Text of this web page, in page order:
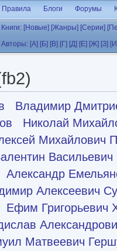
Правила Блоги Форумы
Книги: [Новые] [Жанры] [Серии]
Авторы: [А] [Б] [В] [Г] [Д] [Е] [Ж] [З]
Владимир
Николай
Михайлович
Васильевич
Александр
Алексеевич
Ефим Григорьевич
Матвеевич